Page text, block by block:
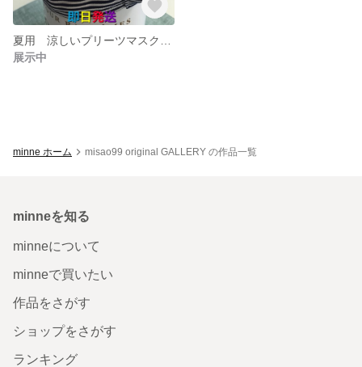
展示中
minne ホーム misao99 original GALLERY の作品一覧
minneを知る
minneについて
minneで買いたい
作品をさがす
ショップをさがす
ランキング